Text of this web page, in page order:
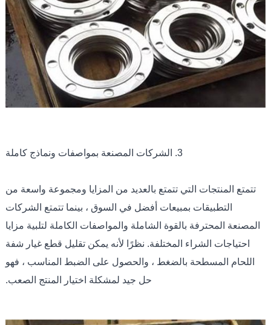
3. الشركات المصنعة بمواصفات ونماذج كاملة
تتمتع المنتجات التي تتمتع بالعديد من المزايا ومجموعة واسعة من
التطبيقات بمبيعات أفضل في السوق ، بينما تتمتع الشركات
المصنعة المحترفة بالقوة الشاملة والمواصفات الكاملة لتلبية مزايا
احتياجات الشراء المختلفة. نظرًا لأنه يمكن تقليل قطع غيار شفة
اللحام المسطحة بالضغط ، والحصول على الضبط المناسب ، فهو
حل جيد لمشكلة اختيار المنتج الصعب.